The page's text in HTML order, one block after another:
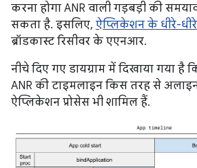
करना होगा ANR वाली गड़बड़ी की
सकता है. इसलिए, ऐप्लिकेशन के धीरे-
ब्रॉडकास्ट रिसीवर के एएनआर.
नीचे दिए गए डायग्राम में दिखाया गया है
ANR की टाइमलाइन किस तरह से
ऐप्लिकेशन प्रोसेस भी शामिल हैं.